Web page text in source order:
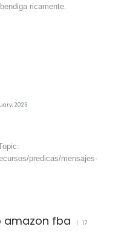
ricamente.
2023
predicas/mensajes-
amazon fba
17